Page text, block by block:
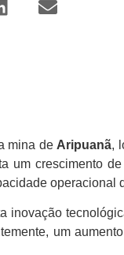
mina de Aripuanã,
um crescimento
operacional
inovação
um